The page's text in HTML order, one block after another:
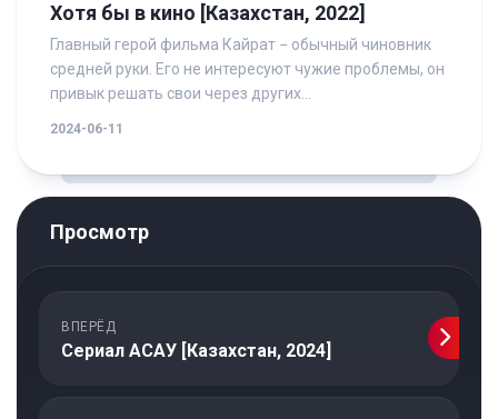
Хотя бы в кино [Казахстан, 2022]
Главный герой фильма Кайрат − обычный чиновник
средней руки. Его не интересуют чужие проблемы, он
привык решать свои через других...
2024-06-11
Просмотр
ВПЕРЁД
Сериал АСАУ [Казахстан, 2024]